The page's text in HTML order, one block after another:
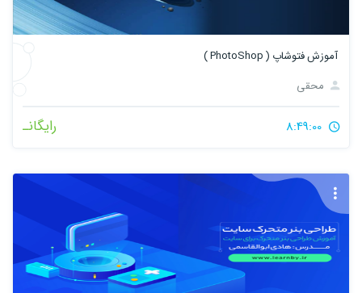
آموزش فتوشاپ ( PhotoShop )
محقی
رایگانـ